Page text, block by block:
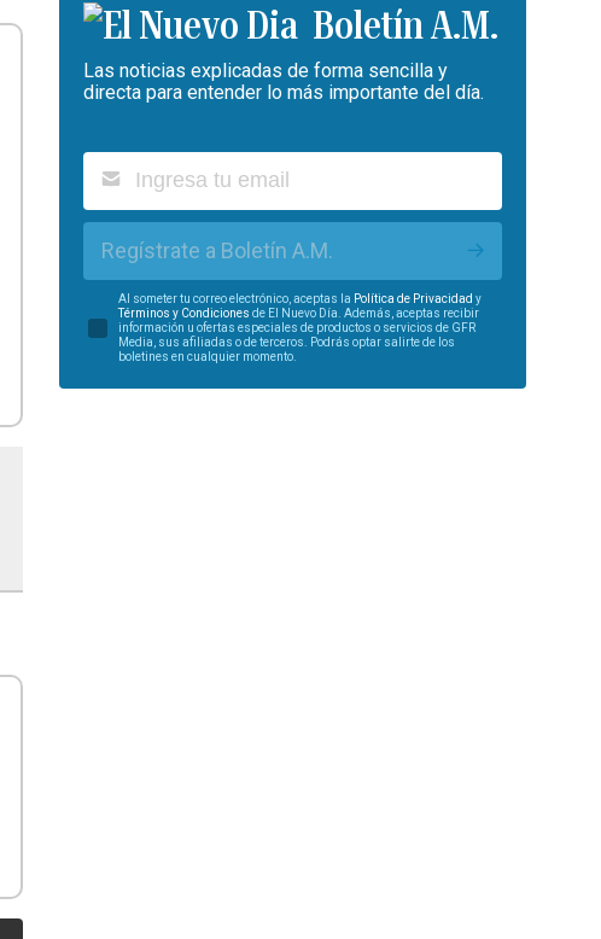
Boletín A.M.
Las noticias explicadas de forma sencilla y
directa para entender lo más importante del día.
Regístrate a Boletín A.M.
Al someter tu correo electrónico, aceptas la Política de Privacidad y
Términos y Condiciones de El Nuevo Día. Además, aceptas recibir
información u ofertas especiales de productos o servicios de GFR
Media, sus afiliadas o de terceros. Podrás optar salirte de los
boletines en cualquier momento.